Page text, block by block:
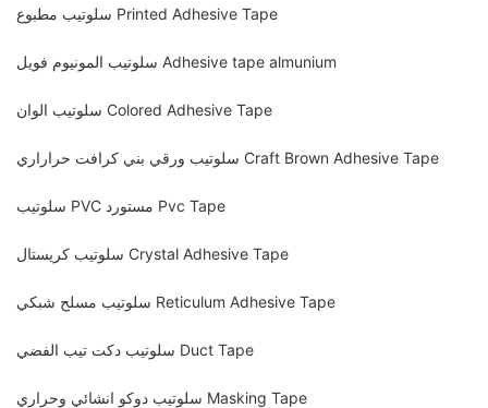
سلوتيب مطبوع Printed Adhesive Tape
سلوتيب المونيوم فويل Adhesive tape almunium
سلوتيب الوان Colored Adhesive Tape
سلوتيب ورقي بني كرافت حراراري Craft Brown Adhesive Tape
سلوتيب PVC مستورد Pvc Tape
سلوتيب كريستال Crystal Adhesive Tape
سلوتيب مسلح شبكي Reticulum Adhesive Tape
سلوتيب دكت تيب الفضي Duct Tape
سلوتيب دوكو انشائي وحراري Masking Tape